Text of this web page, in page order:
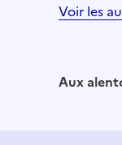
Voir les
Aux